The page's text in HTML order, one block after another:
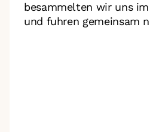
besammelten wir uns
und fuhren gemeinsam